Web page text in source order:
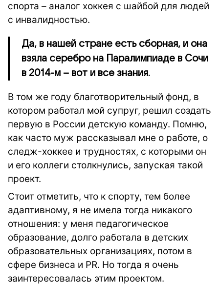
спорта – аналог хоккея с шайбой для людей
с инвалидностью.
Да, в нашей стране есть сборная, и она
взяла серебро на Паралимпиаде в Сочи
в 2014-м – вот и все знания.
В том же году благотворительный фонд, в
котором работал мой супруг, решил создать
первую в России детскую команду. Помню,
как часто муж рассказывал мне о работе, о
следж-хоккее и трудностях, с которыми он
и его коллеги столкнулись, запуская такой
проект.
Стоит отметить, что к спорту, тем более
адаптивному, я не имела тогда никакого
отношения: у меня педагогическое
образование, долго работала в детских
образовательных организациях, потом в
сфере бизнеса и PR. Но тогда я очень
заинтересовалась этим проектом.